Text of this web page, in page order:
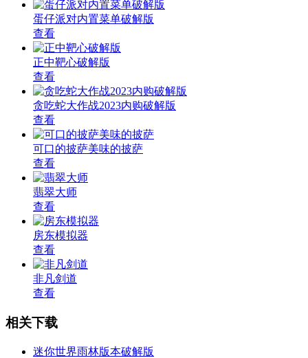
蛋仔派对内置菜单破解版
查看
正中靶心破解版
查看
贪吃蛇大作战2023内购破解版
查看
可口的披萨美味的披萨
查看
翡翠大师
查看
房东模拟器
查看
非凡剑道
查看
相关下载
迷你世界雨林版本破解版